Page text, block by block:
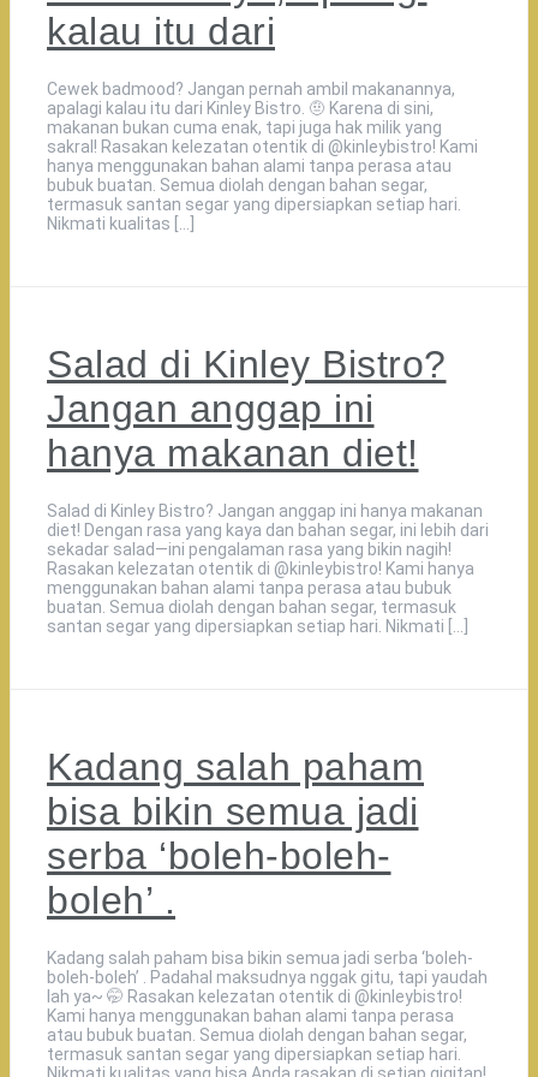
kalau itu dari
Cewek badmood? Jangan pernah ambil makanannya,
apalagi kalau itu dari Kinley Bistro. 🤨 Karena di sini,
makanan bukan cuma enak, tapi juga hak milik yang
sakral! Rasakan kelezatan otentik di @kinleybistro! Kami
hanya menggunakan bahan alami tanpa perasa atau
bubuk buatan. Semua diolah dengan bahan segar,
termasuk santan segar yang dipersiapkan setiap hari.
Nikmati kualitas […]
Salad di Kinley Bistro?
Jangan anggap ini
hanya makanan diet!
Salad di Kinley Bistro? Jangan anggap ini hanya makanan
diet! Dengan rasa yang kaya dan bahan segar, ini lebih dari
sekadar salad—ini pengalaman rasa yang bikin nagih!
Rasakan kelezatan otentik di @kinleybistro! Kami hanya
menggunakan bahan alami tanpa perasa atau bubuk
buatan. Semua diolah dengan bahan segar, termasuk
santan segar yang dipersiapkan setiap hari. Nikmati […]
Kadang salah paham
bisa bikin semua jadi
serba ‘boleh-boleh-
boleh’ .
Kadang salah paham bisa bikin semua jadi serba ‘boleh-
boleh-boleh’ . Padahal maksudnya nggak gitu, tapi yaudah
lah ya~ 🤭 Rasakan kelezatan otentik di @kinleybistro!
Kami hanya menggunakan bahan alami tanpa perasa
atau bubuk buatan. Semua diolah dengan bahan segar,
termasuk santan segar yang dipersiapkan setiap hari.